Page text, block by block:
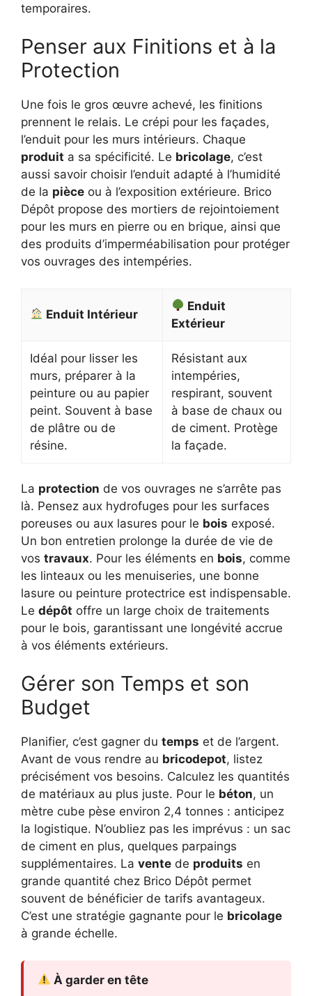
temporaires.
Penser aux Finitions et à la
Protection
Une fois le gros œuvre achevé, les finitions
prennent le relais. Le crépi pour les façades,
l’enduit pour les murs intérieurs. Chaque
produit a sa spécificité. Le bricolage, c’est
aussi savoir choisir l’enduit adapté à l’humidité
de la pièce ou à l’exposition extérieure. Brico
Dépôt propose des mortiers de rejointoiement
pour les murs en pierre ou en brique, ainsi que
des produits d’imperméabilisation pour protéger
vos ouvrages des intempéries.
Enduit Intérieur
Enduit
Extérieur
Idéal pour lisser les
murs, préparer à la
peinture ou au papier
peint. Souvent à base
de plâtre ou de
résine.
Résistant aux
intempéries,
respirant, souvent
à base de chaux ou
de ciment. Protège
la façade.
La protection de vos ouvrages ne s’arrête pas
là. Pensez aux hydrofuges pour les surfaces
poreuses ou aux lasures pour le bois exposé.
Un bon entretien prolonge la durée de vie de
vos travaux. Pour les éléments en bois, comme
les linteaux ou les menuiseries, une bonne
lasure ou peinture protectrice est indispensable.
Le dépôt offre un large choix de traitements
pour le bois, garantissant une longévité accrue
à vos éléments extérieurs.
Gérer son Temps et son
Budget
Planifier, c’est gagner du temps et de l’argent.
Avant de vous rendre au bricodepot, listez
précisément vos besoins. Calculez les quantités
de matériaux au plus juste. Pour le béton, un
mètre cube pèse environ 2,4 tonnes : anticipez
la logistique. N’oubliez pas les imprévus : un sac
de ciment en plus, quelques parpaings
supplémentaires. La vente de produits en
grande quantité chez Brico Dépôt permet
souvent de bénéficier de tarifs avantageux.
C’est une stratégie gagnante pour le bricolage
à grande échelle.
À garder en tête